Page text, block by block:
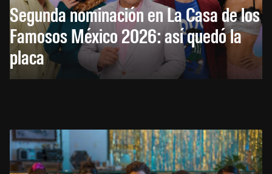
Segunda nominación en La Casa de los
Famosos México 2026: así quedó la
placa